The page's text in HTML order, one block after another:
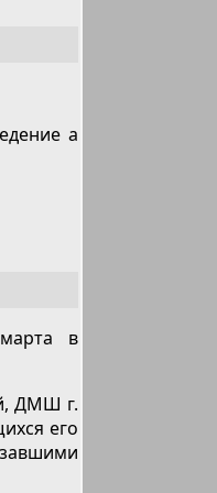
a
марта в
ДМШ г.
его